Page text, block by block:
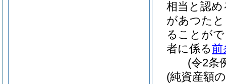
相当と認
があつた
ることが
者に係る前
(令2条
(純資産額